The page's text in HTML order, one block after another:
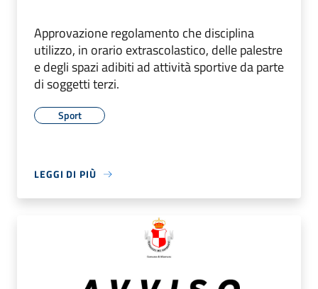
Approvazione regolamento che disciplina
utilizzo, in orario extrascolastico, delle palestre
e degli spazi adibiti ad attività sportive da parte
di soggetti terzi.
Sport
LEGGI DI PIÙ